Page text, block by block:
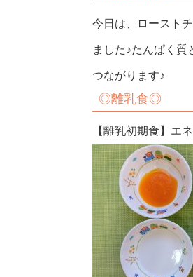
今日は、ロースト
ました♪たんぱく
つながります♪
◎離乳食◎
【離乳初期食】